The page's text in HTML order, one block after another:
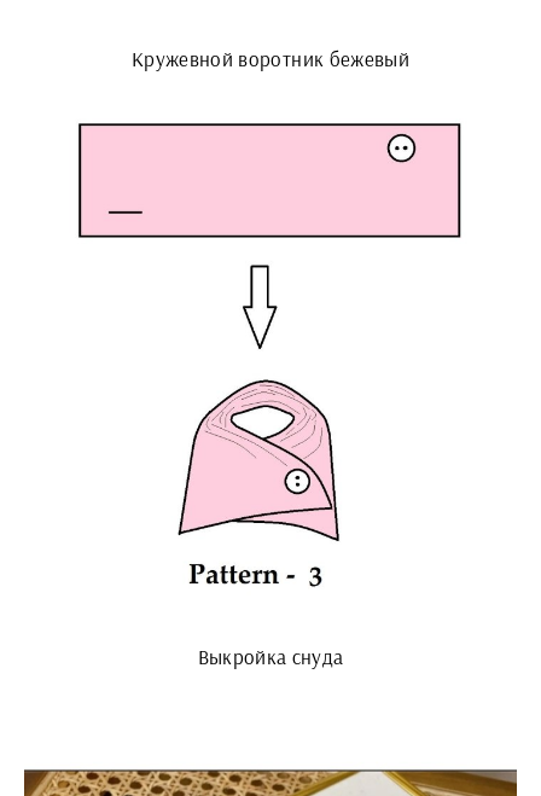
Кружевной воротник бежевый
Выкройка снуда